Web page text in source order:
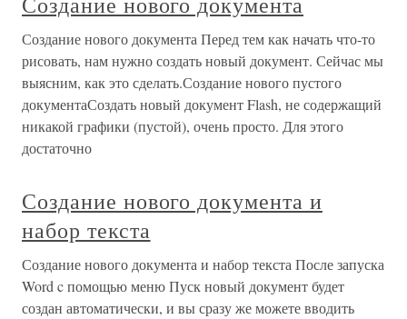
Создание нового документа Перед тем как начать что-то
рисовать, нам нужно создать новый документ. Сейчас мы
выясним, как это сделать.Создание нового пустого
документаСоздать новый документ Flash, не содержащий
никакой графики (пустой), очень просто. Для этого
достаточно
Создание нового документа и
набор текста
Создание нового документа и набор текста После запуска
Word c помощью меню Пуск новый документ будет
создан автоматически, и вы сразу же можете вводить